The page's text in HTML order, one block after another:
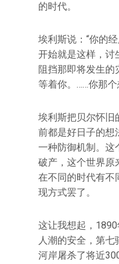
的时代。
埃利斯说：“你的
开始就是这样，讨
阻挡那即将发生的
等着你。……你那
埃利斯把贝尔怀旧
前都是好日子的想
一种防御机制。这
破产，这个世界原
在不同的时代有不
现方式罢了。
这让我想起，
人潮的安全，第七
河岸屠杀了将近